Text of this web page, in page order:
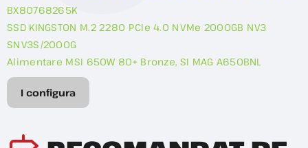
BX80768265K
SSD KINGSTON M.2 2280 PCIe 4.0 NVMe 2000GB NV3
SNV3S/2000G
Alimentare MSI 650W 80+ Bronze, SI MAG A650BNL
I configura